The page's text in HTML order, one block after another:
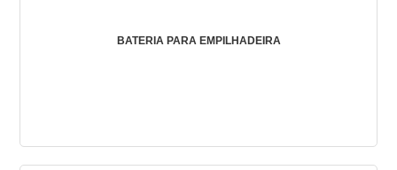
BATERIA PARA EMPILHADEIRA